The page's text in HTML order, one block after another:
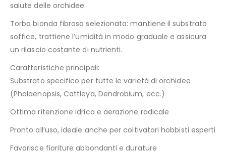
salute delle orchidee.
Torba bionda fibrosa selezionata: mantiene il substrato
soffice, trattiene l’umidità in modo graduale e assicura
un rilascio costante di nutrienti.
Caratteristiche principali:
Substrato specifico per tutte le varietà di orchidee
(Phalaenopsis, Cattleya, Dendrobium, ecc.)
Ottima ritenzione idrica e aerazione radicale
Pronto all’uso, ideale anche per coltivatori hobbisti esperti
Favorisce fioriture abbondanti e durature